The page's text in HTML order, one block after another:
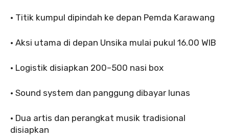
‎‎• Titik kumpul dipindah ke depan Pemda Karawang
‎• Aksi utama di depan Unsika mulai pukul 16.00 WIB
‎‎• Logistik disiapkan 200–500 nasi box
‎‎• Sound system dan panggung dibayar lunas
‎‎• Dua artis dan perangkat musik tradisional
disiapkan